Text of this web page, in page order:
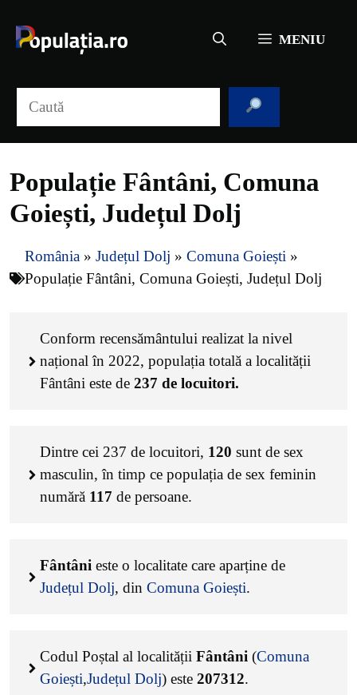
conținut
MENIU
Populație Fântâni, Comuna
Goiești, Județul Dolj
România » Județul Dolj » Comuna Goiești »
Populație Fântâni, Comuna Goiești, Județul Dolj
Conform recensământului realizat la nivel
național în 2022, populația totală a localității
Fântâni este de 237 de locuitori.
Dintre cei 237 de locuitori, 120 sunt de sex
masculin, în timp ce populația de sex feminin
numără 117 de persoane.
Fântâni este o localitate care aparține de
Județul Dolj, din Comuna Goiești.
Codul Poștal al localității Fântâni (Comuna
Goiești,Județul Dolj) este 207312.